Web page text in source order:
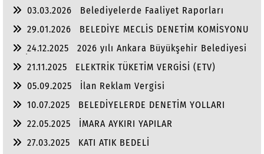
03.03.2026
Belediyelerde Faaliyet Raporları
29.01.2026
BELEDİYE MECLİS DENETİM KOMİSYONU
24.12.2025
2026 yılı Ankara Büyükşehir Belediyesi
ve İlçe Belediye Bütçeleri
21.11.2025
ELEKTRİK TÜKETİM VERGİSİ (ETV)
05.09.2025
İlan Reklam Vergisi
10.07.2025
BELEDİYELERDE DENETİM YOLLARI
22.05.2025
İMARA AYKIRI YAPILAR
27.03.2025
KATI ATIK BEDELİ